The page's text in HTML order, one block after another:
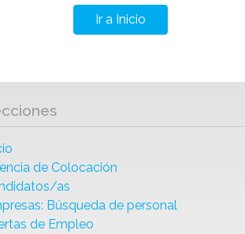
Ir a Inicio
de Colocación
as
Búsqueda de personal
de Empleo